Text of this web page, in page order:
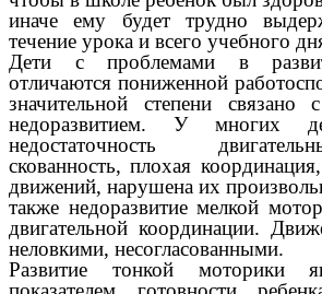
иначе ему будет трудно
течение урока и всего учебного
Дети с проблемами в
отличаются пониженной
значительной степени
недоразвитием. У многих
недостаточность
скованность, плохая
движений, нарушена их
также недоразвитие мелкой
двигательной координации.
неловкими, несогласованными.
Развитие тонкой моторики